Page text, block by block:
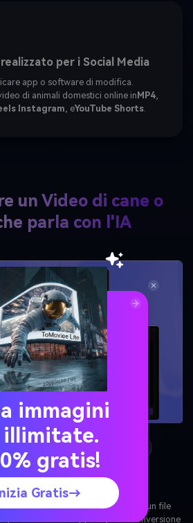
per i Social Media
app o software di modifica.
di animali domestici online inMP4
Instagram , eYouTube Shorts
un Video di cane o
parla con l'IA
2
3: Generare & Scaricare
l'intelligenza artificiale sincronizzi la voce
domestico con tempi e movimenti
immagini
illimitate.
gratis!
Inizia Gratis→